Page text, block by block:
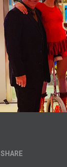
SHARE